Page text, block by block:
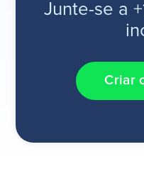
Junte-se a
Criar